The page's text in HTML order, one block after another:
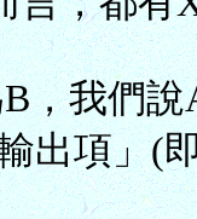
，我們
出項」(